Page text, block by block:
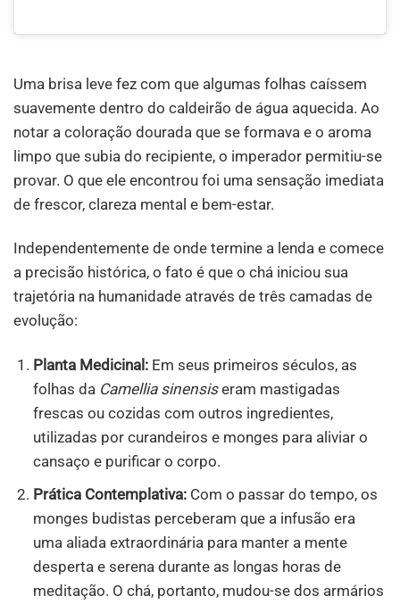
Uma brisa leve fez com que algumas folhas caíssem
suavemente dentro do caldeirão de água aquecida. Ao
notar a coloração dourada que se formava e o aroma
limpo que subia do recipiente, o imperador permitiu-se
provar. O que ele encontrou foi uma sensação imediata
de frescor, clareza mental e bem-estar.
Independentemente de onde termine a lenda e comece
a precisão histórica, o fato é que o chá iniciou sua
trajetória na humanidade através de três camadas de
evolução:
Planta Medicinal: Em seus primeiros séculos, as
folhas da Camellia sinensiseram mastigadas
frescas ou cozidas com outros ingredientes,
utilizadas por curandeiros e monges para aliviar o
cansaço e purificar o corpo.
Prática Contemplativa: Com o passar do tempo, os
monges budistas perceberam que a infusão era
uma aliada extraordinária para manter a mente
desperta e serena durante as longas horas de
meditação. O chá, portanto, mudou-se dos armários